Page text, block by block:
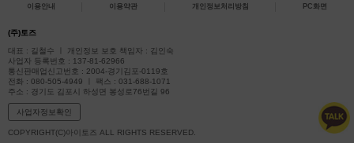
이용안내 이용약관 개인정보처리방침 PC화면
(주)토즈
대표 : 길철수 ㅣ 개인정보 보호 책임자 : 김인숙
사업자 등록번호 : 137-81-62966
통신판매업신고번호 : 2004-경기김포-0119호
전화 : 080-505-4949 ㅣ 팩스 : 031-688-1071
주소 : 경기도 김포시 하성면 봉성로76번길 96
사업자정보확인
COPYRIGHT(C)아이토즈 ALL RIGHTS RESERVED.